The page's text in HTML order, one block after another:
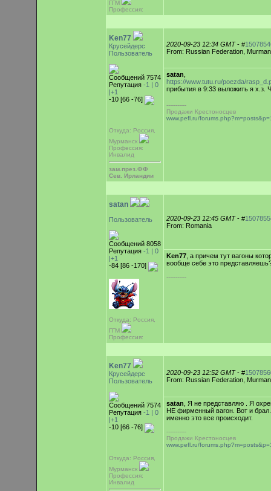
ГГМ
Профессия:
Ken77
Крусейдерс
Пользователь
Сообщений 7574
Репутация -1 | 0
|+1
-10 [66 -76]
Откуда: Россия,
Мурманск
Профессия:
Инвалид
зам.през.ФФ
Сев. Ирландии
2020-09-23 12:34 GMT- #
From: Russian Federation,
satan
https://www.tutu.ru/poezda/
прибытия в 9:33 выложить я х.з.
-----------
Продажи Крестоносцев
www.pefl.ru/
satan
Пользователь
Сообщений 8058
Репутация -1 | 0
|+1
-84 [86 -170]
Откуда: Россия,
ГГМ
Профессия:
2020-09-23 12:45 GMT- #
From: Romania
Ken77, а причем тут вагоны
вообще себе это
-----------
Ken77
Крусейдерс
Пользователь
Сообщений 7574
Репутация -1 | 0
|+1
-10 [66 -76]
Откуда: Россия,
Мурманск
Профессия:
Инвалид
2020-09-23 12:52 GMT- #
From: Russian Federation,
satan , Я не представляю . Я
НЕ фирменный вагон. Вот и брал.
именно это все происходит.
-----------
Продажи Крестоносцев
www.pefl.ru/